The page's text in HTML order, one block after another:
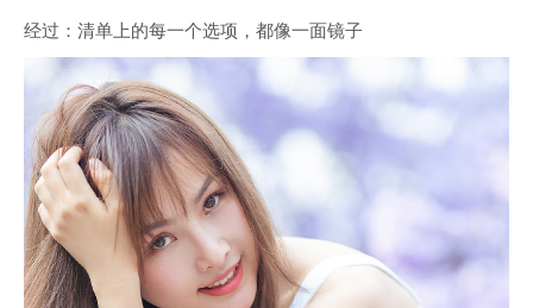
经过：清单上的每一个选项，都像一面镜子